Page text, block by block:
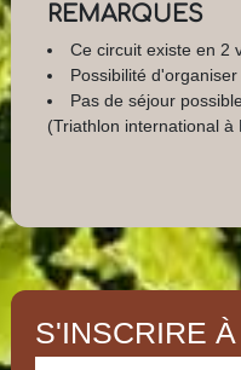
REMARQUES
Ce circuit existe en 2
Possibilité
Pas de séjour
(Triathlon international à
S'INSCRIRE